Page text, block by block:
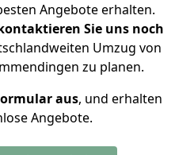
Angebote erhalten.
Sie uns noch
Umzug von
zu planen.
aus, und erhalten
Angebote.